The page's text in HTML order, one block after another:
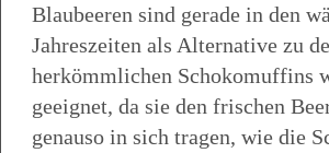
Blaubeeren sind gerade in den
Jahreszeiten als Alternative zu
herkömmlichen Schokomuffins
geeignet, da sie den frischen
genauso in sich tragen, wie die